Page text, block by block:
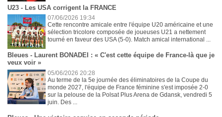
U23 - Les USA corrigent la FRANCE
07/06/2026 19:34
Cette rencontre amicale entre l'équipe U20 américaine et une
sélection tricolore composée de joueuses U21 a nettement
tourné en faveur des USA (5-0). Match amical international ...
Bleues - Laurent BONADEI : « C'est cette équipe de France-là que je
veux voir »
05/06/2026 20:28
Au terme de la 5e journée des éliminatoires de la Coupe du
monde 2027, l'équipe de France féminine s'est imposée 2-0
sur la pelouse de la Polsat Plus Arena de Gdansk, vendredi 5
juin. Des ...